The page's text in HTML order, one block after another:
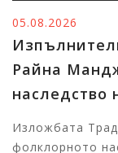
05.08.2026
Райна
наследство
Изложбата
фолклорното